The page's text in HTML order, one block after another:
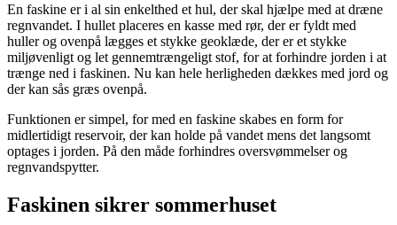
En faskine er i al sin enkelthed et hul, der skal hjælpe med at dræne
regnvandet. I hullet placeres en kasse med rør, der er fyldt med
huller og ovenpå lægges et stykke geoklæde, der er et stykke
miljøvenligt og let gennemtrængeligt stof, for at forhindre jorden i at
trænge ned i faskinen. Nu kan hele herligheden dækkes med jord og
der kan sås græs ovenpå.
Funktionen er simpel, for med en faskine skabes en form for
midlertidigt reservoir, der kan holde på vandet mens det langsomt
optages i jorden. På den måde forhindres oversvømmelser og
regnvandspytter.
Faskinen sikrer sommerhuset